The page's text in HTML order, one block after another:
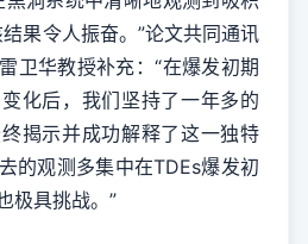
果令人振奋。”论文共同通讯
卫华教授补充：“在爆发初期
化后，我们坚持了一年多的
揭示并成功解释了这一独特
的观测多集中在TDEs爆发初
极具挑战。”